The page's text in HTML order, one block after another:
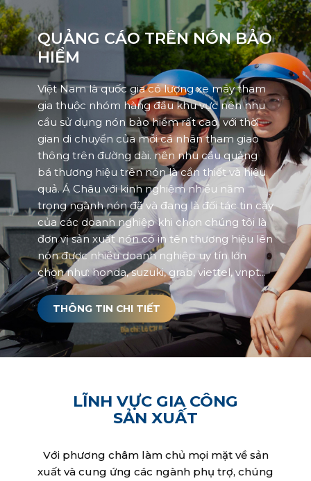
QUẢNG CÁO TRÊN NÓN BẢO
HIỂM
Việt Nam là quốc gia có lượng xe máy tham
gia thuộc nhóm hàng đầu khu vực nên nhu
cầu sử dụng nón bảo hiểm rất cao. với thời
gian di chuyển của mỗi cá nhân tham giao
thông trên đường dài. nên nhu cầu quảng
bá thương hiệu trên nón là cần thiết và hiệu
quả. Á Châu với kinh nghiệm nhiều năm
trong ngành nón đã và đang là đối tác tin cậy
của các doanh nghiệp khi chọn chúng tôi là
đơn vị sản xuất nón có in tên thương hiệu lên
nón được nhiều doanh nghiệp uy tín lớn
chọn như: honda, suzuki, grab, viettel, vnpt...
THÔNG TIN CHI TIẾT
LĨNH VỰC GIA CÔNG
SẢN XUẤT
Với phương châm làm chủ mọi mặt về sản
xuất và cung ứng các ngành phụ trợ, chúng